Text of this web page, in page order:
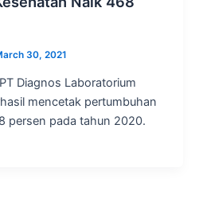
30, 2021
Diagnos Laboratorium
mencetak pertumbuhan
persen pada tahun 2020.